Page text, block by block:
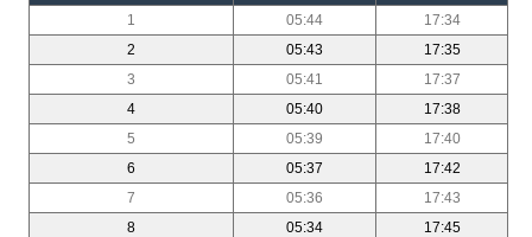
1
05:44
17:34
2
05:43
17:35
3
05:41
17:37
4
05:40
17:38
5
05:39
17:40
6
05:37
17:42
7
05:36
17:43
8
05:34
17:45